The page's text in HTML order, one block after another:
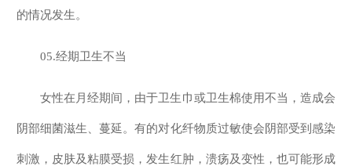
的情况发生。
05.经期卫生不当
女性在月经期间，由于卫生巾或卫生棉使用不当，造成会
阴部细菌滋生、蔓延。有的对化纤物质过敏使会阴部受到感染
刺激，皮肤及粘膜受损，发生红肿，溃疡及变性，也可能形成